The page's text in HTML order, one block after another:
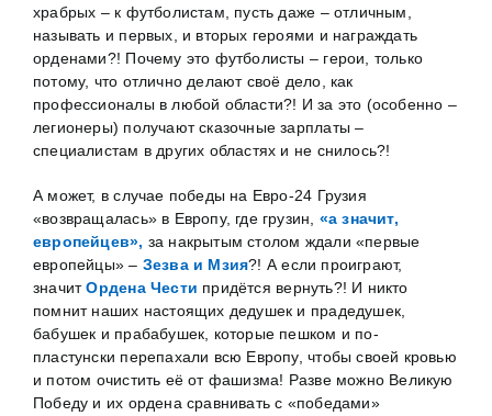
храбрых – к футболистам, пусть даже – отличным,
называть и первых, и вторых героями и награждать
орденами?! Почему это футболисты – герои, только
потому, что отлично делают своё дело, как
профессионалы в любой области?! И за это (особенно –
легионеры) получают сказочные зарплаты –
специалистам в других областях и не снилось?!
А может, в случае победы на Евро-24 Грузия
«возвращалась» в Европу, где грузин, «а значит,
европейцев», за накрытым столом ждали «первые
европейцы» – Зезва и Мзия?! А если проиграют,
значит Ордена Чести придётся вернуть?! И никто
помнит наших настоящих дедушек и прадедушек,
бабушек и прабабушек, которые пешком и по-
пластунски перепахали всю Европу, чтобы своей кровью
и потом очистить её от фашизма! Разве можно Великую
Победу и их ордена сравнивать с «победами»